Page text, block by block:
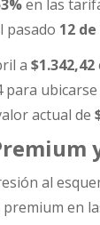
en las
pasado 12
a $1.342,42
para
actual de
al
en